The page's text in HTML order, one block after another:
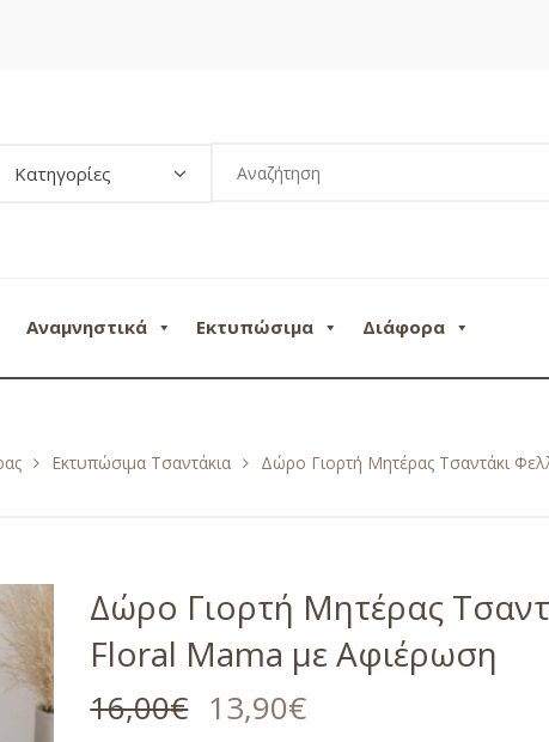
Κατηγορίες
Αναμνηστικά Εκτυπώσιμα Διάφορα
Εκτυπώσιμα Τσαντάκια Δώρο Γιορτή Μητέρας Τσαντάκι
Δώρο Γιορτή Μητέρας
Floral Mama με Αφιέρωση
16,00€ 13,90€